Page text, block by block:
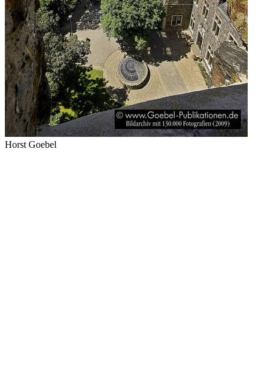
Horst Goebel